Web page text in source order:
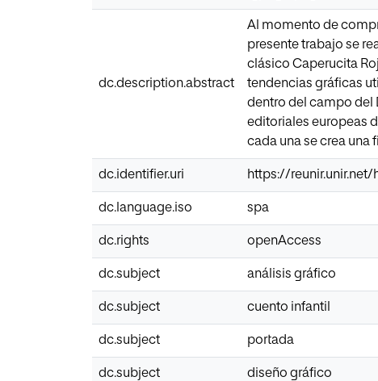
dc.description.abstract
Al momento de
presente trabajo se
clásico Caperucita
tendencias gráficas
dentro del campo del
editoriales europeas
cada una se crea una
dc.identifier.uri https://reunir.unir.net/
dc.language.iso spa
dc.rights openAccess
dc.subject análisis gráfico
dc.subject cuento infantil
dc.subject portada
dc.subject diseño gráfico